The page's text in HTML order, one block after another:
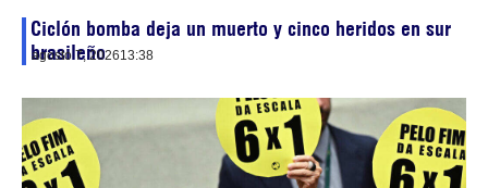
Ciclón bomba deja un muerto y cinco heridos en sur
brasileño
agosto 7, 202613:38